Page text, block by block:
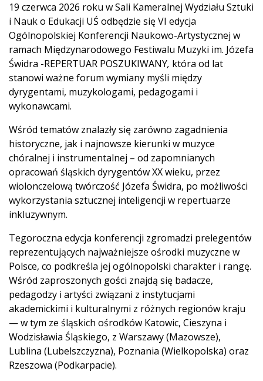
19 czerwca 2026 roku w Sali Kameralnej Wydziału Sztuki
i Nauk o Edukacji UŚ odbędzie się VI edycja
Ogólnopolskiej Konferencji Naukowo-Artystycznej w
ramach Międzynarodowego Festiwalu Muzyki im. Józefa
Świdra -REPERTUAR POSZUKIWANY, która od lat
stanowi ważne forum wymiany myśli między
dyrygentami, muzykologami, pedagogami i
wykonawcami.
Wśród tematów znalazły się zarówno zagadnienia
historyczne, jak i najnowsze kierunki w muzyce
chóralnej i instrumentalnej – od zapomnianych
opracowań śląskich dyrygentów XX wieku, przez
wiolonczelową twórczość Józefa Świdra, po możliwości
wykorzystania sztucznej inteligencji w repertuarze
inkluzywnym.
Tegoroczna edycja konferencji zgromadzi prelegentów
reprezentujących najważniejsze ośrodki muzyczne w
Polsce, co podkreśla jej ogólnopolski charakter i rangę.
Wśród zaproszonych gości znajdą się badacze,
pedagodzy i artyści związani z instytucjami
akademickimi i kulturalnymi z różnych regionów kraju
— w tym ze śląskich ośrodków Katowic, Cieszyna i
Wodzisławia Śląskiego, z Warszawy (Mazowsze),
Lublina (Lubelszczyzna), Poznania (Wielkopolska) oraz
Rzeszowa (Podkarpacie).